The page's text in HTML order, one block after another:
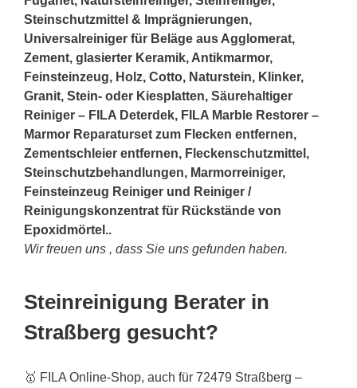
Steinschutzmittel & Imprägnierungen,
Universalreiniger für Beläge aus Agglomerat,
Zement, glasierter Keramik, Antikmarmor,
Feinsteinzeug, Holz, Cotto, Naturstein, Klinker,
Granit, Stein- oder Kiesplatten, Säurehaltiger
Reiniger – FILA Deterdek, FILA Marble Restorer –
Marmor Reparaturset zum Flecken entfernen,
Zementschleier entfernen, Fleckenschutzmittel,
Steinschutzbehandlungen, Marmorreiniger,
Feinsteinzeug Reiniger und Reiniger /
Reinigungskonzentrat für Rückstände von
Epoxidmörtel..
Wir freuen uns , dass Sie uns gefunden haben.
Steinreinigung Berater in
Straßberg gesucht?
🥇 FILA Online-Shop, auch für 72479 Straßberg –